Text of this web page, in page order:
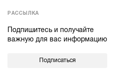
РАССЫЛКА
Подпишитесь и получайте
важную для вас информацию
Подписаться